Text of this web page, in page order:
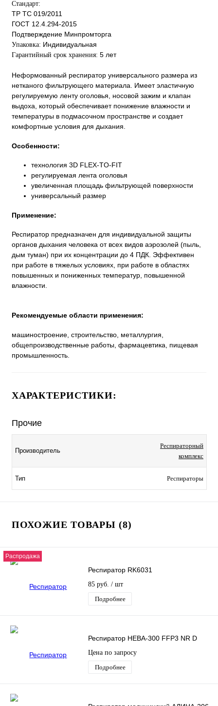
Стандарт:
ТР ТС 019/2011
ГОСТ 12.4.294-2015
Подтверждение Минпромторга
Упаковка: Индивидуальная
Гарантийный срок хранения: 5 лет
Неформованный респиратор универсального размера из
нетканого фильтрующего материала. Имеет эластичную
регулируемую ленту оголовья, носовой зажим и клапан
выдоха, который обеспечивает понижение влажности и
температуры в подмасочном пространстве и создает
комфортные условия для дыхания.
Особенности:
технология 3D FLEX-TO-FIT
регулируемая лента оголовья
увеличенная площадь фильтрующей поверхности
универсальный размер
Применение:
Респиратор предназначен для индивидуальной защиты
органов дыхания человека от всех видов аэрозолей (пыль,
дым туман) при их концентрации до 4 ПДК. Эффективен
при работе в тяжелых условиях, при работе в областях
повышенных и пониженных температур, повышенной
влажности.
Рекомендуемые области применения:
машиностроение, строительство, металлургия,
общепроизводственные работы, фармацевтика, пищевая
промышленность.
ХАРАКТЕРИСТИКИ:
Прочие
Производитель
Респираторный
комплекс
Тип Респираторы
ПОХОЖИЕ ТОВАРЫ (8)
Распродажа
Респиратор RK6031
85 руб. / шт
Подробнее
Респиратор НЕВА-300 FFP3 NR D
Цена по запросу
Подробнее